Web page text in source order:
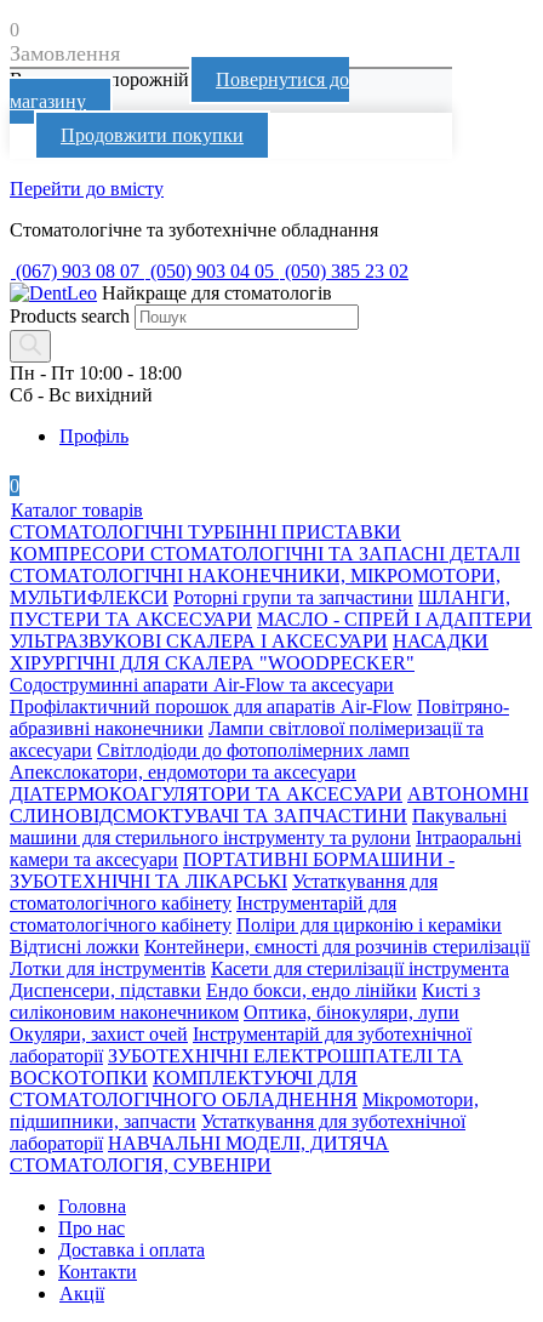
0
Замовлення
Ваш кошик порожній
Повернутися до
магазину
Продовжити покупки
Перейти до вмісту
Стоматологічне та зуботехнічне обладнання
(067) 903 08 07 (050) 903 04 05 (050) 385 23 02
Найкраще для стоматологів
Products search
Пн - Пт 10:00 - 18:00
Сб - Вс вихідний
Профіль
0
Каталог товарів
СТОМАТОЛОГІЧНІ ТУРБІННІ ПРИСТАВКИ
КОМПРЕСОРИ СТОМАТОЛОГІЧНІ ТА ЗАПАСНІ ДЕТАЛІ
СТОМАТОЛОГІЧНІ НАКОНЕЧНИКИ, МІКРОМОТОРИ,
МУЛЬТИФЛЕКСИ Роторні групи та запчастини ШЛАНГИ,
ПУСТЕРИ ТА АКСЕСУАРИ МАСЛО - СПРЕЙ І АДАПТЕРИ
УЛЬТРАЗВУКОВІ СКАЛЕРА І АКСЕСУАРИ НАСАДКИ
ХІРУРГІЧНІ ДЛЯ СКАЛЕРА "WOODPECKER"
Содоструминні апарати Air-Flow та аксесуари
Профілактичний порошок для апаратів Air-Flow Повітряно-
абразивні наконечники Лампи світлової полімеризації та
аксесуари Світлодіоди до фотополімерних ламп
Апекслокатори, ендомотори та аксесуари
ДІАТЕРМОКОАГУЛЯТОРИ ТА АКСЕСУАРИ АВТОНОМНІ
СЛИНОВІДСМОКТУВАЧІ ТА ЗАПЧАСТИНИ Пакувальні
машини для стерильного інструменту та рулони Інтраоральні
камери та аксесуари ПОРТАТИВНІ БОРМАШИНИ -
ЗУБОТЕХНІЧНІ ТА ЛІКАРСЬКІ Устаткування для
стоматологічного кабінету Інструментарій для
стоматологічного кабінету Поліри для цирконію і кераміки
Відтисні ложки Контейнери, ємності для розчинів стерилізації
Лотки для інструментів Касети для стерилізації інструмента
Диспенсери, підставки Ендо бокси, ендо лінійки Кисті з
силіконовим наконечником Оптика, бінокуляри, лупи
Окуляри, захист очей Інструментарій для зуботехнічної
лабораторії ЗУБОТЕХНІЧНІ ЕЛЕКТРОШПАТЕЛІ ТА
ВОСКОТОПКИ КОМПЛЕКТУЮЧІ ДЛЯ
СТОМАТОЛОГІЧНОГО ОБЛАДНЕННЯ Мікромотори,
підшипники, запчасти Устаткування для зуботехнічної
лабораторії НАВЧАЛЬНІ МОДЕЛІ, ДИТЯЧА
СТОМАТОЛОГІЯ, СУВЕНІРИ
Головна
Про нас
Доставка і оплата
Контакти
Акції